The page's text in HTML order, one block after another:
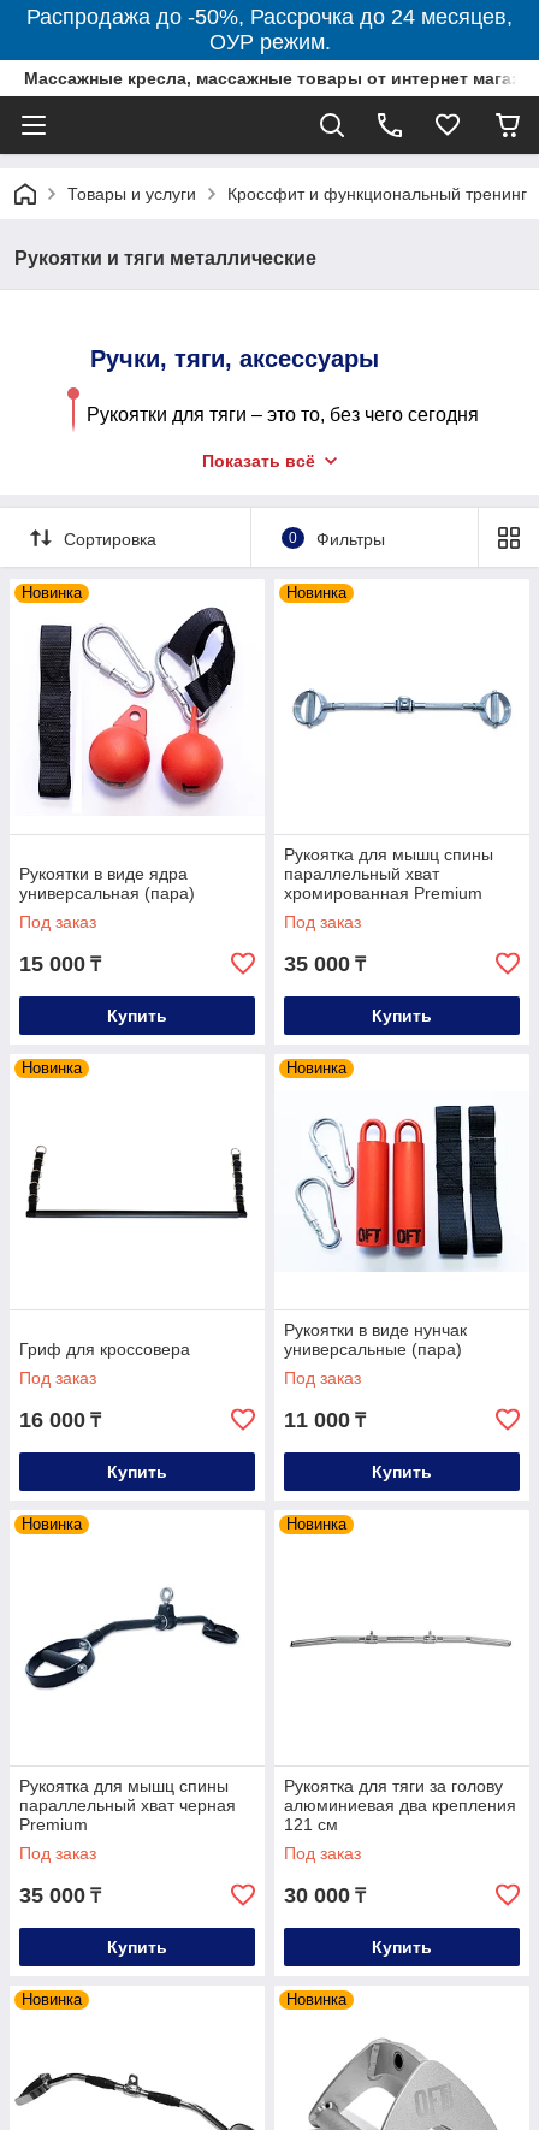
Распродажа до -50%, Рассрочка до 24 месяцев,
ОУР режим.
Массажные кресла, массажные товары от интернет
Товары и услуги Кроссфит и функциональный тренинг
Рукоятки и тяги металлические
Ручки, тяги, аксессуары
Рукоятки для тяги – это то, без чего сегодня
помогут разнообразить тренировки, но и
получить желаемую физическую нагрузку.
Постоянное использование этих аксессуаров
во время тренировок, способствует
качественной проработке и накачиванию
трицепса, бицепса, основных групп мышц
груди, спины, поясницы, ног.
В интернет-магазине тренажеров
«Massagerkz» представлен широкий
ассортимент рукояток для силовых
тренажеров, которые можно купить онлайн с
доставкой по Алматы, Астане и в другие
города Казахстана. Мы предлагаем своим
клиентам только качественный ассортимент
рукояток для тренажеров по доступной цене.
Показать всё
Сортировка 0 Фильтры
Новинка
Рукоятки в виде ядра
универсальная (пара)
Под заказ
15 000 ₸
Купить
Новинка
Рукоятка для мышц спины
параллельный хват
хромированная Premium
Под заказ
35 000 ₸
Купить
Новинка
Гриф для кроссовера
Под заказ
16 000 ₸
Купить
Новинка
Рукоятки в виде нунчак
универсальные (пара)
Под заказ
11 000 ₸
Купить
Новинка
Рукоятка для мышц спины
параллельный хват черная
Premium
Под заказ
35 000 ₸
Купить
Новинка
Рукоятка для тяги за голову
алюминиевая два крепления
121 см
Под заказ
30 000 ₸
Купить
Новинка Новинка